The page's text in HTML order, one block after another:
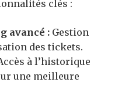
clés :
avancé : Gestion
des tickets.
à l’historique
une meilleure